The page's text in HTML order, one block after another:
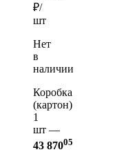
₽/
шт
Нет
в
наличии
Коробка
(картон)
1
шт —
43 87005